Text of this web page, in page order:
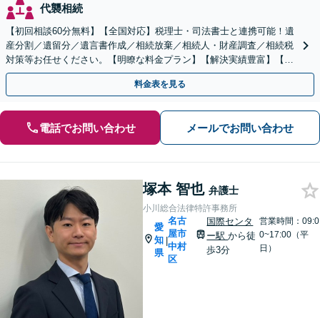
代襲相続
【初回相談60分無料】【全国対応】税理士・司法書士と連携可能！遺
産分割／遺留分／遺言書作成／相続放棄／相続人・財産調査／相続税
対策等お任せください。【明瞭な料金プラン】【解決実績豊富】【電
話相談可】
料金表を見る
電話でお問い合わせ メールでお問い合わせ
塚本 智也 弁護士
小川総合法律特許事務所
愛
知
県
|
名古
屋市
中村
区
国際センタ
ー駅から徒
歩3分
営業時間：09:0
0~17:00（平
日）